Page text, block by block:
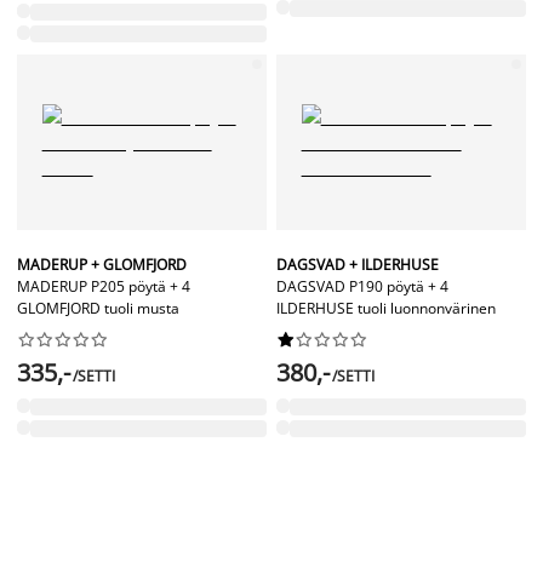
MADERUP + GLOMFJORD
MADERUP P205 pöytä + 4
GLOMFJORD tuoli musta






335,-/SETTI
DAGSVAD + ILDERHUSE
DAGSVAD P190 pöytä + 4
ILDERHUSE tuoli luonnonvärinen






380,-/SETTI